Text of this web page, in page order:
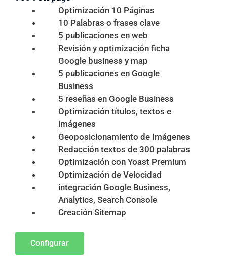
Optimización 10 Páginas
10 Palabras o frases clave
5 publicaciones en web
Revisión y optimización ficha
Google business y map
5 publicaciones en Google
Business
5 reseñas en Google Business
Optimización títulos, textos e
imágenes
Geoposicionamiento de Imágenes
Redacción textos de 300 palabras
Optimización con Yoast Premium
Optimización de Velocidad
integración Google Business,
Analytics, Search Console
Creación Sitemap
Configurar